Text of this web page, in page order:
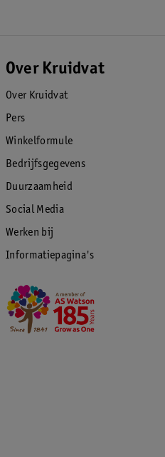
Over Kruidvat
Over Kruidvat
Pers
Winkelformule
Bedrijfsgegevens
Duurzaamheid
Social Media
Werken bij
Informatiepagina's